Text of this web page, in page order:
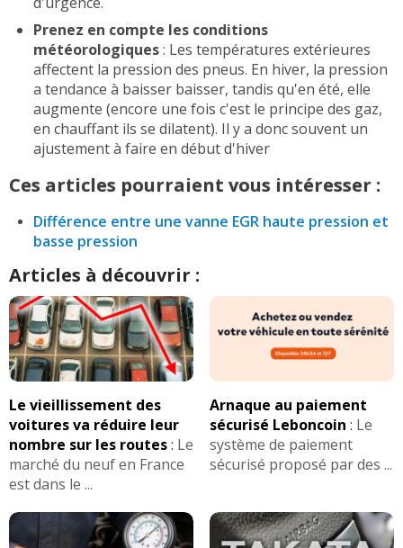
Prenez en compte les conditions
météorologiques: Les températures extérieures
affectent la pression des pneus. En hiver, la pression
a tendance à baisser baisser, tandis qu'en été, elle
augmente (encore une fois c'est le principe des gaz,
en chauffant ils se dilatent). Il y a donc souvent un
ajustement à faire en début d'hiver
Ces articles pourraient vous intéresser :
Différence entre une vanne EGR haute pression et
basse pression
Articles à découvrir :
Le vieillissement des
voitures va réduire leur
nombre sur les routes: Le
marché du neuf en France
est dans le ...
Arnaque au paiement
sécurisé Leboncoin : Le
système de paiement
sécurisé proposé par des ...